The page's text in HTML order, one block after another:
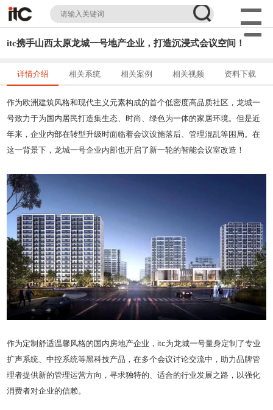
itc携手山西太原龙城一号地产企业，打造沉浸式会议空间！
详情介绍 相关系统 相关案例 相关视频 资料下载
作为欧洲建筑风格和现代主义元素构成的首个低密度高品质社区，龙城一
号致力于为国内居民打造集生态、时尚、绿色为一体的家居环境。但是近
年来，企业内部在转型升级时面临着会议设施落后、管理混乱等困局。在
这一背景下，龙城一号企业内部也开启了新一轮的智能会议室改造！
作为定制舒适温馨风格的国内房地产企业，itc为龙城一号量身定制了专业
扩声系统、中控系统等黑科技产品，在多个会议讨论交流中，助力品牌管
理者提供新的管理运营方向，寻求独特的、适合的行业发展之路，以强化
消费者对企业的信赖。